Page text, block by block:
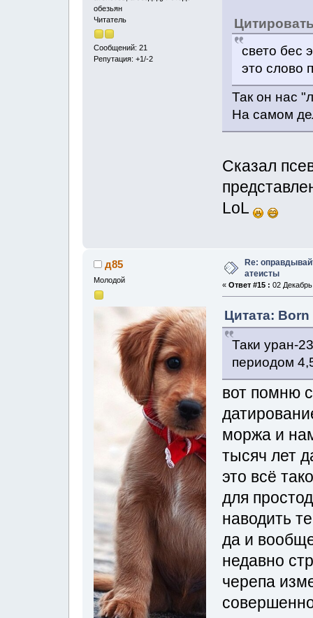
обезьян
Читатель
Сообщений: 21
Репутация: +1/-2
свето бес
это слово
Так он нас
На самом
Сказал
LoL
д85
Молодой
Re:
атеисты
« Ответ #15 : 02
Цитата:
Таки уран-
периодом
вот помню
моржа и
тысяч лет
это всё
для
наводить
да и
недавно
черепа